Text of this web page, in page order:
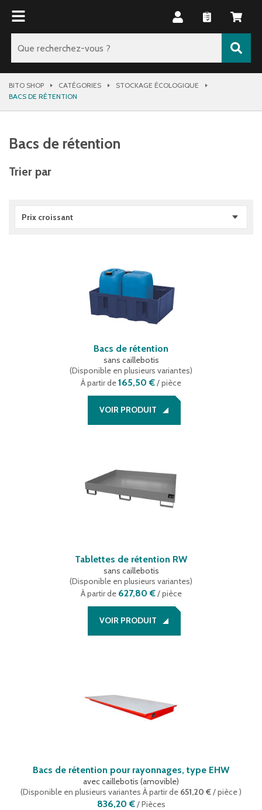
BITO SHOP CATÉGORIES
STOCKAGE ÉCOLOGIQUE
BACS DE RÉTENTION
Bacs de rétention
Trier par
Prix croissant
Bacs de rétention
sans caillebotis
(Disponible en plusieurs variantes)
À partir de165,50 €/ pièce
VOIR PRODUIT
Tablettes de rétention RW
sans caillebotis
(Disponible en plusieurs variantes)
À partir de 627,80 €/ pièce
VOIR PRODUIT
Bacs de rétention pour rayonnages, type EHW
avec caillebotis (amovible)
(Disponible en plusieurs variantes À partir de 651,20 €/ pièce)
836,20 €/Pièces